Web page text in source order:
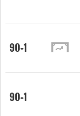
90+1
90+1